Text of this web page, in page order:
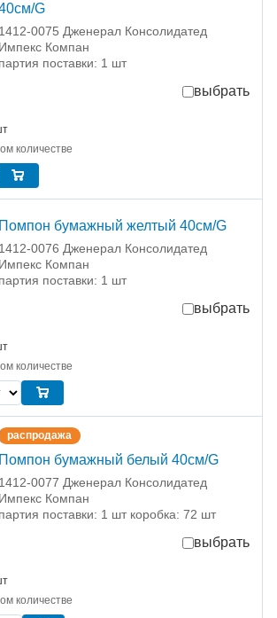
G
1412-0075 Дженерал Консолидатед
Импекс Компан
партия поставки: 1 шт
выбрать
количестве
Помпон бумажный желтый 40см/G
1412-0076 Дженерал Консолидатед
Импекс Компан
партия поставки: 1 шт
выбрать
количестве
распродажа
Помпон бумажный белый 40см/G
1412-0077 Дженерал Консолидатед
Импекс Компан
партия поставки: 1 шт коробка: 72 шт
выбрать
количестве